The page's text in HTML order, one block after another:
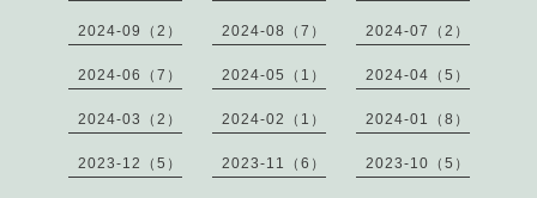
2024-09（2） 2024-08（7） 2024-07（2）
2024-06（7） 2024-05（1） 2024-04（5）
2024-03（2） 2024-02（1） 2024-01（8）
2023-12（5） 2023-11（6） 2023-10（5）